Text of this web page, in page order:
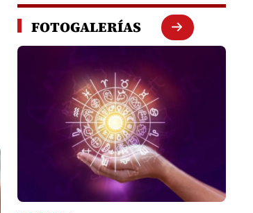
FOTOGALERÍAS